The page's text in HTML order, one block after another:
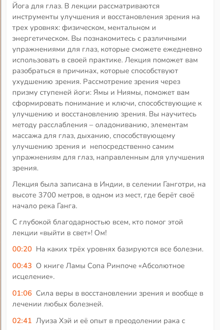
Йога для глаз. В лекции рассматриваются
инструменты улучшения и восстановления зрения на
трех уровнях: физическом, ментальном и
энергетическом. Вы познакомитесь с различными
упражнениями для глаз, которые сможете ежедневно
использовать в своей практике. Лекция поможет вам
разобраться в причинах, которые способствуют
ухудшению зрения. Рассмотрение зрения через
призму ступеней йоги: Ямы и Ниямы, поможет вам
сформировать понимание и ключи, способствующие к
улучшению и восстановлению зрения. Вы научитесь
методу расслабления – оладониванию, элементам
массажа для глаз, дыханию, способствующему
улучшению зрения и непосредственно самим
упражнениям для глаз, направленным для улучшения
зрения.
Лекция была записана в Индии, в селении Ганготри, на
высоте 3700 метров, в одном из мест, где берёт своё
начало река Ганга.
С глубокой благодарностью всем, кто помог этой
лекции «выйти в свет»! Ом!
00:20 На каких трёх уровнях базируются все болезни.
00:43 О книге Ламы Сопа Ринпоче «Абсолютное
исцеление».
01:06 Сила веры в восстановлении зрения и вообще в
лечении любых болезней.
02:41 Луиза Хэй и её опыт в преодолении рака с